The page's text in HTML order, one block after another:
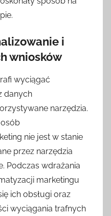
i
wniosków
wyciągać
danych
narzędzia.
nie jest w stanie
przez narzędzia
Podczas wdrażania
marketingu
ich obsługi oraz
wyciągania trafnych